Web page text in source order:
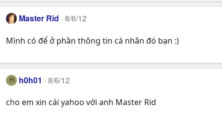
Master Rid 8/6/12
Mình có để ở phần thông tin cá nhân đó bạn :)
H h0h01 8/6/12
cho em xin cái yahoo với anh Master Rid